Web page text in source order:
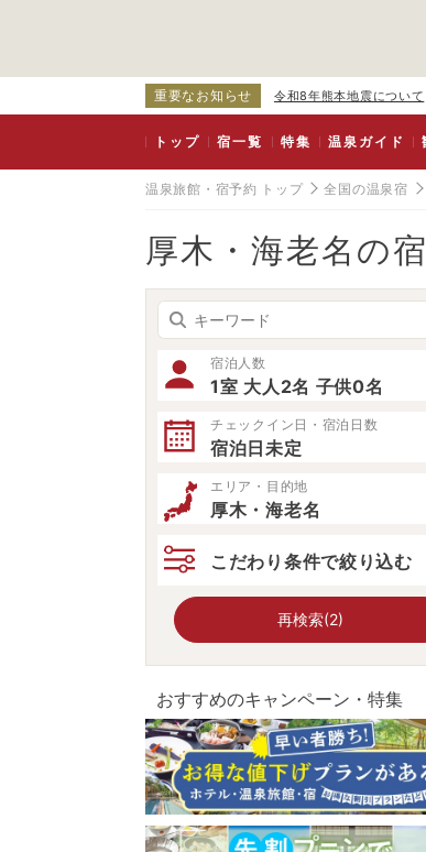
重要なお知らせ 令和8年熊本地震について
トップ 宿一覧 特集 温泉ガイド
温泉旅館・宿予約 トップ 全国の温泉宿
厚木・海老名の宿
宿泊人数
1室 大人2名 子供0名
チェックイン日・宿泊日数
宿泊日未定
エリア・目的地
厚木・海老名
こだわり条件で絞り込む
再検索(2)
おすすめのキャンペーン・特集